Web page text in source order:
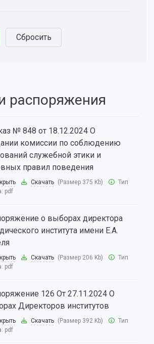
распоряжения
№ 848 от 18.12.2024 О
комиссии по соблюдению
служебной этики и
правил поведения
Скачать (Размер 375 Kb)
Тип
pdf
о выборах директора
института имени Е.А.
Скачать (Размер 206 Kb)
Тип
pdf
126 От 27.11.2024 О
Директоров институтов
Скачать (Размер 392 Kb)
Тип
pdf